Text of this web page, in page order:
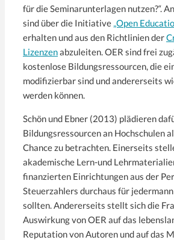
für die Seminarunterlagen nutzen?“.
sind über die Initiative „Open
erhalten und aus den Richtlinien der
Lizenzenabzuleiten. OER sind frei
kostenlose Bildungsressourcen, die
modifizierbar sind und andererseits
werden können.
Schön und Ebner (2013) plädieren
Bildungsressourcen an Hochschulen
Chance zu betrachten. Einerseits
akademische Lern-und
finanzierten Einrichtungen aus der
Steuerzahlers durchaus für
sollten. Andererseits stellt sich die
Auswirkung von OER auf das
Reputation von Autoren und auf das